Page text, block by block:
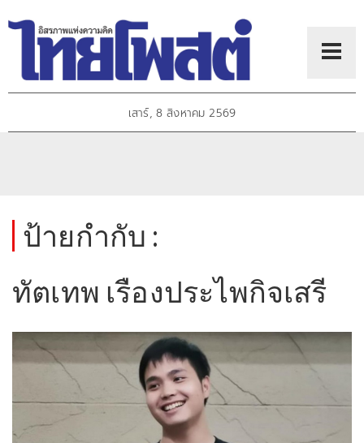
เสาร์, 8 สิงหาคม 2569
ป้ายกำกับ :
ทัตเทพ เรืองประไพกิจเสรี